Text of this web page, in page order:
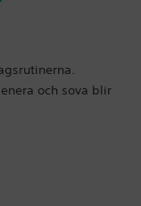
och sova blir